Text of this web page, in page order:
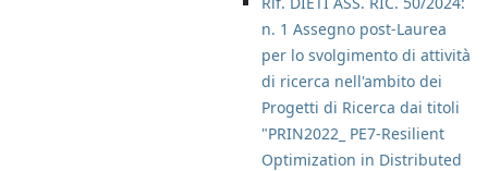
n. 1 Assegno post-Laurea
per lo svolgimento di attività
di ricerca nell'ambito dei
Progetti di Ricerca dai titoli
"PRIN2022_ PE7-Resilient
Optimization in Distributed